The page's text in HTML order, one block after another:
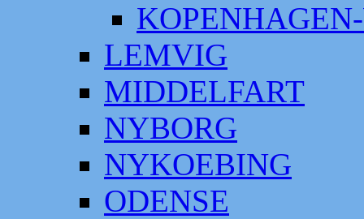
LEMVIG
MIDDELFART
NYBORG
NYKOEBING
ODENSE